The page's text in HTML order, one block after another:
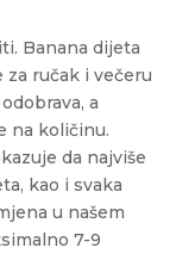
Banana dijeta
ručak i večeru
a
na količinu.
da najviše
kao i svaka
u našem
7-9